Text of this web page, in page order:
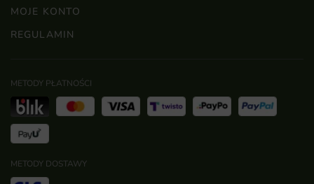
MOJE KONTO
REGULAMIN
METODY PŁATNOŚCI
METODY DOSTAWY